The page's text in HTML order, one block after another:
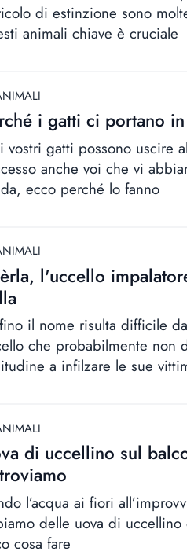
di estinzione sono
animali chiave è cruciale
i gatti ci portano
vostri gatti possono uscire
anche voi che vi
ecco perché lo fanno
l'uccello
il nome risulta difficile
che probabilmente non
a infilzare le sue
di uccellino sul
l’acqua ai fiori
delle uova di uccellino
cosa fare